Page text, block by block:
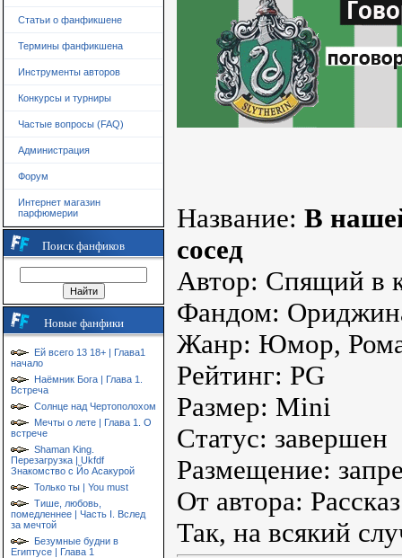
Статьи о фанфикшене
Термины фанфикшена
Инструменты авторов
Конкурсы и турниры
Частые вопросы (FAQ)
Администрация
Форум
Интернет магазин
парфюмерии
Поиск фанфиков
Новые фанфики
Ей всего 13 18+ | Глава1
начало
Наёмник Бога | Глава 1.
Встреча
Солнце над Чертополохом
Мечты о лете | Глава 1. О
встрече
Shaman King.
Перезагрузка | Ukfdf
Знакомство с Йо Асакурой
Только ты | You must
Тише, любовь,
помедленнее | Часть I. Вслед
за мечтой
Безумные будни в
Египтусе | Глава 1
Название: В
сосед
Автор: Спящий в
Фандом:
Жанр: Юмор,
Рейтинг: PG
Размер: Mini
Статус: завершен
Размещение:
От автора:
Так, на всякий